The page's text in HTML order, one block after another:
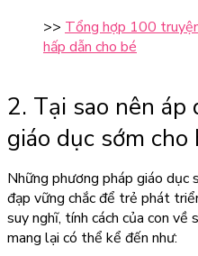
>> Tổng hợp 100
hấp dẫn cho bé
2. Tại sao nên
giáo dục sớm cho
Những phương pháp giáo dục
đạp vững chắc để trẻ phát
suy nghĩ, tính cách của con về
mang lại có thể kể đến như: